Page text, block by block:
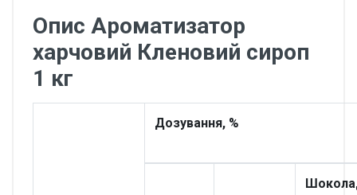
Опис Ароматизатор
харчовий Кленовий сироп
1 кг
Дозування, %